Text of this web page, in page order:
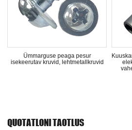
Ümmarguse peaga pesur
isekeerutav kruvid, lehtmetallkruvid
QUOTATLONI TAOTLUS